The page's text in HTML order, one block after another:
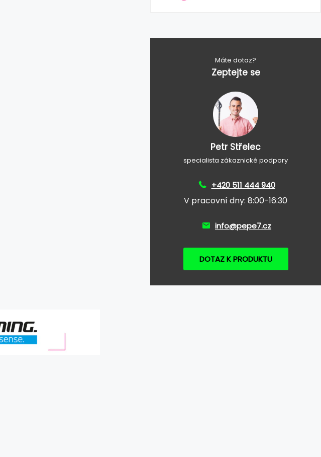
Máte dotaz?
Zeptejte se
Petr Střelec
specialista zákaznické podpory
+420 511 444 940
V pracovní dny: 8:00-16:30
info@pepe7.cz
DOTAZ K PRODUKTU